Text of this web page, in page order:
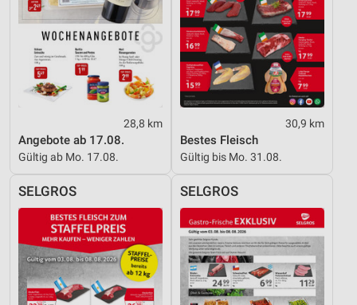
28,8 km
Angebote ab 17.08.
Gültig ab Mo. 17.08.
30,9 km
Bestes Fleisch
Gültig bis Mo. 31.08.
SELGROS SELGROS